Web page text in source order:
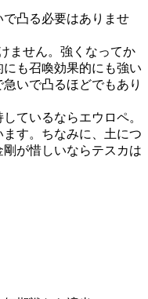
凸る必要はありませ
ません。強くなってか
も召喚効果的にも強い
いで凸るほどでもあり
ているならエウロペ。
す。ちなみに、土につ
が惜しいならテスカは